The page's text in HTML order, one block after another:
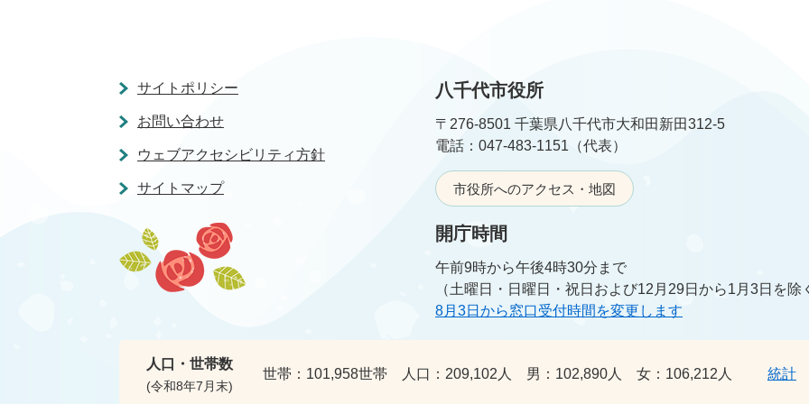
サイトポリシー
お問い合わせ
ウェブアクセシビリティ方針
サイトマップ
八千代市役所
〒276-8501 千葉県八千代市大和田新田312-5
電話：047-483-1151（代表）
市役所へのアクセス・地図
開庁時間
午前9時から午後4時30分まで
（土曜日・日曜日・祝日および12月29日から1月3日を除
8月3日から窓口受付時間を変更します
人口・世帯数
(令和8年7月末)
世帯： 101,958世帯 人口： 209,102人 男： 102,890人 女： 106,212人 統計